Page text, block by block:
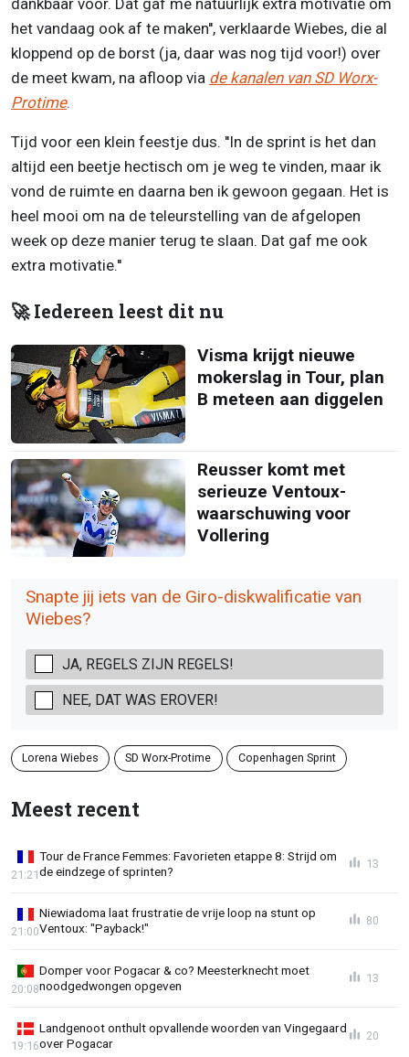
dankbaar voor. Dat gaf me natuurlijk extra motivatie om
het vandaag ook af te maken'', verklaarde Wiebes, die al
kloppend op de borst (ja, daar was nog tijd voor!) over
de meet kwam, na afloop via de kanalen van SD Worx-
Protime.
Tijd voor een klein feestje dus. ''In de sprint is het dan
altijd een beetje hectisch om je weg te vinden, maar ik
vond de ruimte en daarna ben ik gewoon gegaan. Het is
heel mooi om na de teleurstelling van de afgelopen
week op deze manier terug te slaan. Dat gaf me ook
extra motivatie.''
🚀 Iedereen leest dit nu
Visma krijgt nieuwe
mokerslag in Tour, plan
B meteen aan diggelen
Reusser komt met
serieuze Ventoux-
waarschuwing voor
Vollering
Snapte jij iets van de Giro-diskwalificatie van
Wiebes?
JA, REGELS ZIJN REGELS!
NEE, DAT WAS EROVER!
Lorena Wiebes SD Worx-Protime Copenhagen Sprint
Meest recent
Tour de France Femmes: Favorieten etappe 8: Strijd om
de eindzege of sprinten?
21:21
13
Niewiadoma laat frustratie de vrije loop na stunt op
Ventoux: "Payback!"
21:00
80
Domper voor Pogacar & co? Meesterknecht moet
noodgedwongen opgeven
20:08
13
Landgenoot onthult opvallende woorden van Vingegaard
over Pogacar
19:16
20